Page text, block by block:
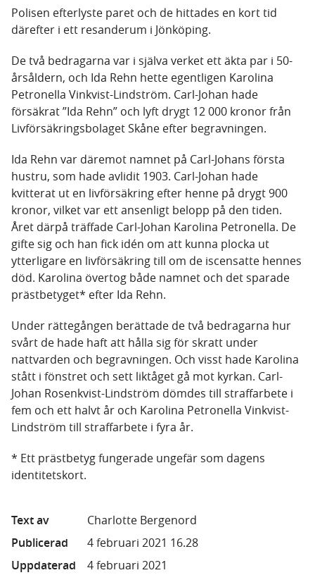
Polisen efterlyste paret och de hittades en kort tid
därefter i ett resanderum i Jönköping.
De två bedragarna var i själva verket ett äkta par i 50-
årsåldern, och Ida Rehn hette egentligen Karolina
Petronella Vinkvist-Lindström. Carl-Johan hade
försäkrat ”Ida Rehn” och lyft drygt 12 000 kronor från
Livförsäkringsbolaget Skåne efter begravningen.
Ida Rehn var däremot namnet på Carl-Johans första
hustru, som hade avlidit 1903. Carl-Johan hade
kvitterat ut en livförsäkring efter henne på drygt 900
kronor, vilket var ett ansenligt belopp på den tiden.
Året därpå träffade Carl-Johan Karolina Petronella. De
gifte sig och han fick idén om att kunna plocka ut
ytterligare en livförsäkring till om de iscensatte hennes
död. Karolina övertog både namnet och det sparade
prästbetyget* efter Ida Rehn.
Under rättegången berättade de två bedragarna hur
svårt de hade haft att hålla sig för skratt under
nattvarden och begravningen. Och visst hade Karolina
stått i fönstret och sett liktåget gå mot kyrkan. Carl-
Johan Rosenkvist-Lindström dömdes till straffarbete i
fem och ett halvt år och Karolina Petronella Vinkvist-
Lindström till straffarbete i fyra år.
* Ett prästbetyg fungerade ungefär som dagens
identitetskort.
Text av
Charlotte Bergenord
Publicerad
4 februari 2021 16.28
Uppdaterad
4 februari 2021